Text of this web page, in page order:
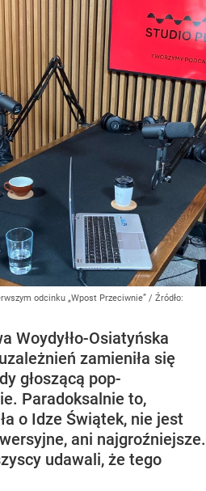
odcinku „Wpost Przeciwnie” / Źródło:
Woydyłło-Osiatyńska
zamieniła się
głoszącą pop-
Paradoksalnie to,
o Idze Świątek, nie jest
ani najgroźniejsze.
udawali, że tego